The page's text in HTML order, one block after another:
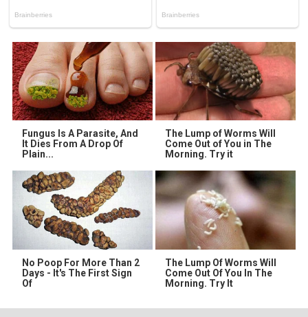
Fungus Is A Parasite, And
It Dies From A Drop Of
Plain...
The Lump of Worms Will
Come Out of You in The
Morning. Try it
No Poop For More Than 2
Days - It's The First Sign
Of
The Lump Of Worms Will
Come Out Of You In The
Morning. Try It